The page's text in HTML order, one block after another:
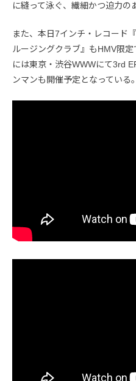
に縫って泳ぐ、繊細かつ迫力の
また、本日7インチ・レコード
ルージングクラブ』もHMV限定
には東京・渋谷WWWにて3rd
ンマンも開催予定となっている。